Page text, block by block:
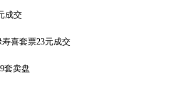
成交
喜套票23元成交
套卖盘